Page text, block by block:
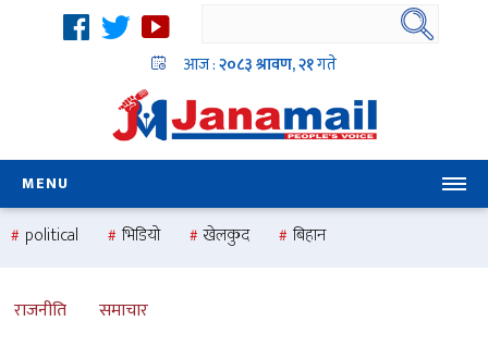
आज :२०८३ श्रावण, २१गते
MENU
political भिडियो खेलकुद
बिहान
national
health
राजनीति समाचार